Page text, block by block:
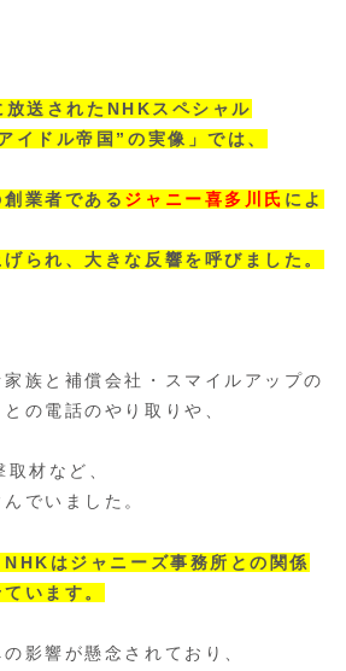
送されたNHKスペシャル
イドル帝国”の実像」では、
業者である ジャニー喜多川氏 によ
られ、大きな反響を呼びました。
族と補償会社・スマイルアップの
の電話のやり取りや、
材など、
でいました。
はジャニーズ事務所との関係
います。
影響が懸念されており、